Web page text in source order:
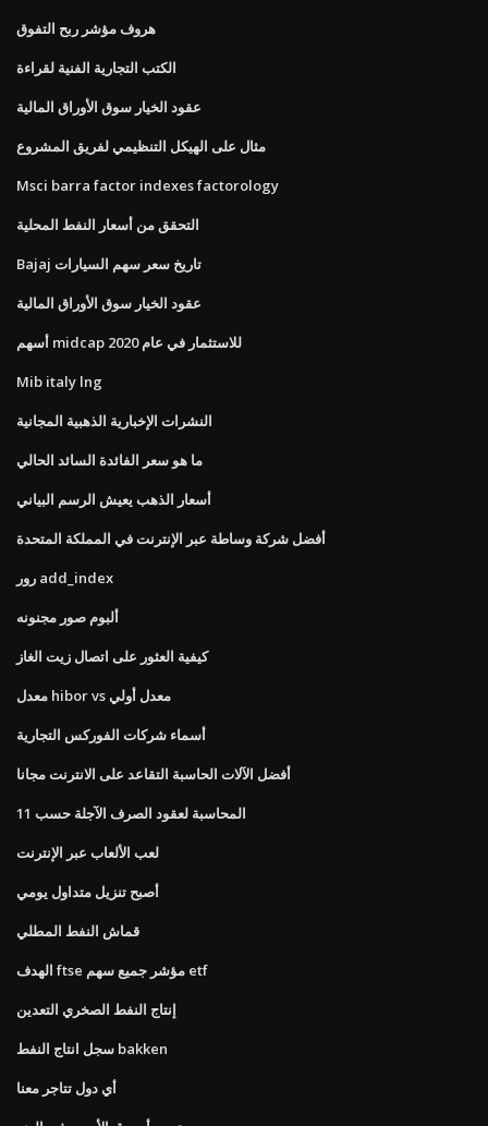
هروف مؤشر ربح التفوق
الكتب التجارية الفنية لقراءة
عقود الخيار سوق الأوراق المالية
مثال على الهيكل التنظيمي لفريق المشروع
Msci barra factor indexes factorology
التحقق من أسعار النفط المحلية
Bajaj تاريخ سعر سهم السيارات
عقود الخيار سوق الأوراق المالية
أسهم midcap للاستثمار في عام 2020
Mib italy lng
النشرات الإخبارية الذهبية المجانية
ما هو سعر الفائدة السائد الحالي
أسعار الذهب يعيش الرسم البياني
أفضل شركة وساطة عبر الإنترنت في المملكة المتحدة
رور add_index
ألبوم صور مجنونه
كيفية العثور على اتصال زيت الغاز
معدل hibor vs معدل أولي
أسماء شركات الفوركس التجارية
أفضل الآلات الحاسبة التقاعد على الانترنت مجانا
المحاسبة لعقود الصرف الآجلة حسب 11
لعب الألعاب عبر الإنترنت
أصبح تنزيل متداول يومي
قماش النفط المطلي
الهدف ftse مؤشر جميع سهم etf
إنتاج النفط الصخري التعدين
سجل انتاج النفط bakken
أي دول تتاجر معنا